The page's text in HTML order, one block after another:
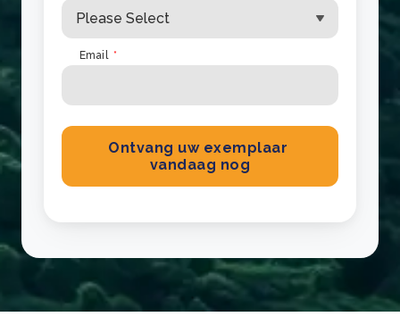
Email *